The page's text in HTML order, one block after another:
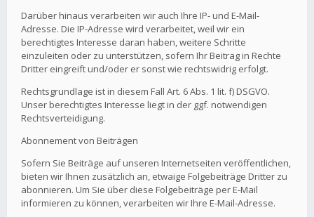
Darüber hinaus verarbeiten wir auch Ihre IP- und E-Mail-
Adresse. Die IP-Adresse wird verarbeitet, weil wir ein
berechtigtes Interesse daran haben, weitere Schritte
einzuleiten oder zu unterstützen, sofern Ihr Beitrag in Rechte
Dritter eingreift und/oder er sonst wie rechtswidrig erfolgt.
Rechtsgrundlage ist in diesem Fall Art. 6 Abs. 1 lit. f) DSGVO.
Unser berechtigtes Interesse liegt in der ggf. notwendigen
Rechtsverteidigung.
Abonnement von Beiträgen
Sofern Sie Beiträge auf unseren Internetseiten veröffentlichen,
bieten wir Ihnen zusätzlich an, etwaige Folgebeiträge Dritter zu
abonnieren. Um Sie über diese Folgebeiträge per E-Mail
informieren zu können, verarbeiten wir Ihre E-Mail-Adresse.